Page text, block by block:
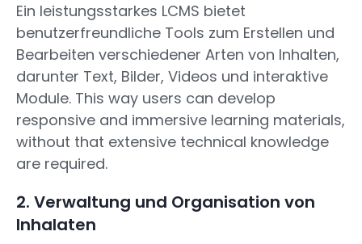
Ein leistungsstarkes LCMS bietet
benutzerfreundliche Tools zum Erstellen und
Bearbeiten verschiedener Arten von Inhalten,
darunter Text, Bilder, Videos und interaktive
Module. This way users can develop
responsive and immersive learning materials,
without that extensive technical knowledge
are required.
2. Verwaltung und Organisation von
Inhalaten